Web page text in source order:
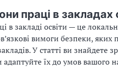
праці в закладах
в закладі освіти — це
вимоги безпеки, яких
У статті ви знайдете
їх до умов вашого